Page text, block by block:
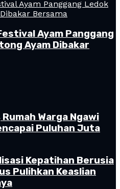
Ayam Panggang
Ayam Dibakar
Warga Ngawi
Puluhan Juta
Kepatihan Berusia
Pulihkan Keaslian